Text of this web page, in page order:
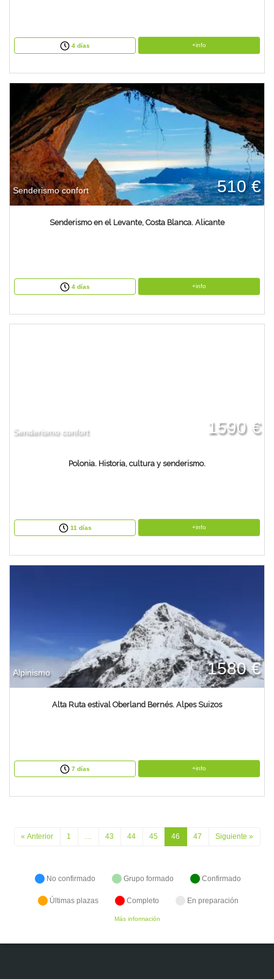
4 días +info
Senderismo confort 510 €
Senderismo en el Levante, Costa Blanca. Alicante
4 días +info
Senderismo confort 1590 €
Polonia. Historia, cultura y senderismo.
11 días +info
Alpinismo 1580 €
Alta Ruta estival Oberland Bernés. Alpes Suizos
7 días +info
« Anterior 1 … 43 44 45 46 47 Siguiente »
No confirmado Grupo formado Confirmado
Últimas plazas Completo En preparación
Más información